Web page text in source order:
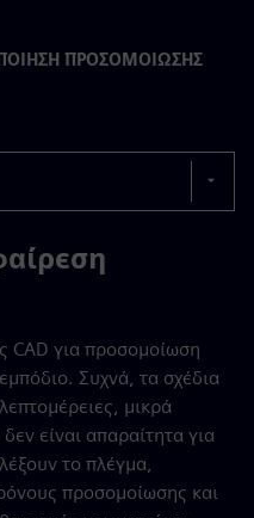
ΠΡΟΣΟΜΟΊΩΣΗΣ
CAD για προσομοίωση
Συχνά, τα σχέδια
μικρά
είναι απαραίτητα για
το πλέγμα,
προσομοίωσης και